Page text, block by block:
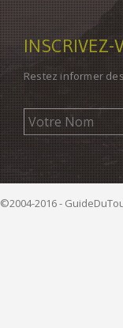
INSCRIVEZ-
Restez informer
©2004-2016 -